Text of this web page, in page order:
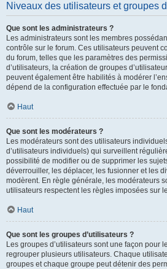
Niveaux des utilisateurs et groupes
Que sont les administrateurs ?
Les administrateurs sont les membres
contrôle sur le forum. Ces utilisateurs peuvent
du forum, telles que les paramètres des
d’utilisateurs, la création de groupes
peuvent également être habilités à modérer
dépend de la configuration effectuée par le
Haut
Que sont les modérateurs ?
Les modérateurs sont des utilisateurs
d’utilisateurs individuels) qui surveillent
possibilité de modifier ou de supprimer les
déverrouiller, les déplacer, les fusionner et les
modèrent. En règle générale, les modérateurs
utilisateurs respectent les règles imposées sur
Haut
Que sont les groupes d’utilisateurs ?
Les groupes d’utilisateurs sont une façon pour
regrouper plusieurs utilisateurs. Chaque
groupes et chaque groupe peut détenir des